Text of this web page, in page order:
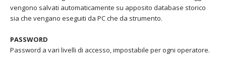
vengono salvati automaticamente su apposito database storico
sia che vengano eseguiti da PC che da strumento.
PASSWORD
Password a vari livelli di accesso, impostabile per ogni operatore.